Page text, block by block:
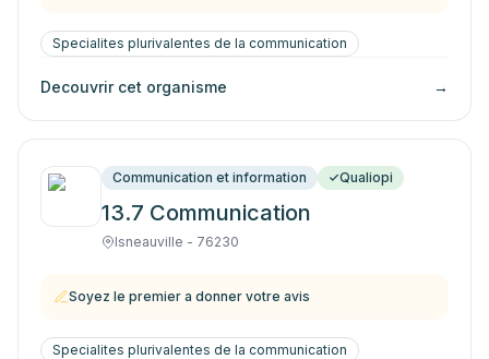
Specialites plurivalentes de la communication
Decouvrir cet organisme →
Communication et information Qualiopi
13.7 Communication
Isneauville - 76230
Soyez le premier a donner votre avis
Specialites plurivalentes de la communication